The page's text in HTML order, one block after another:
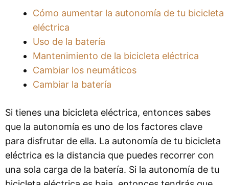
Cómo aumentar la autonomía de tu bicicleta
eléctrica
Uso de la batería
Mantenimiento de la bicicleta eléctrica
Cambiar los neumáticos
Cambiar la batería
Si tienes una bicicleta eléctrica, entonces sabes
que la autonomía es uno de los factores clave
para disfrutar de ella. La autonomía de tu bicicleta
eléctrica es la distancia que puedes recorrer con
una sola carga de la batería. Si la autonomía de tu